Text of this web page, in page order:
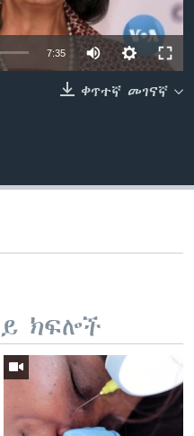
7:35
ቀጥተኛ መገናኛ
ክፍሎች